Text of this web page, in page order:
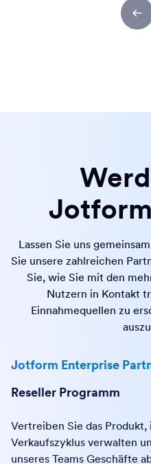
Lassen Sie uns
Sie unsere zahlreichen
Sie, wie Sie mit den
Nutzern in Kontakt
Einnahmequellen zu
Jotform Enterprise
Reseller Programm
Vertreiben Sie das
Verkaufszyklus verwalten
unseres Teams Geschäfte